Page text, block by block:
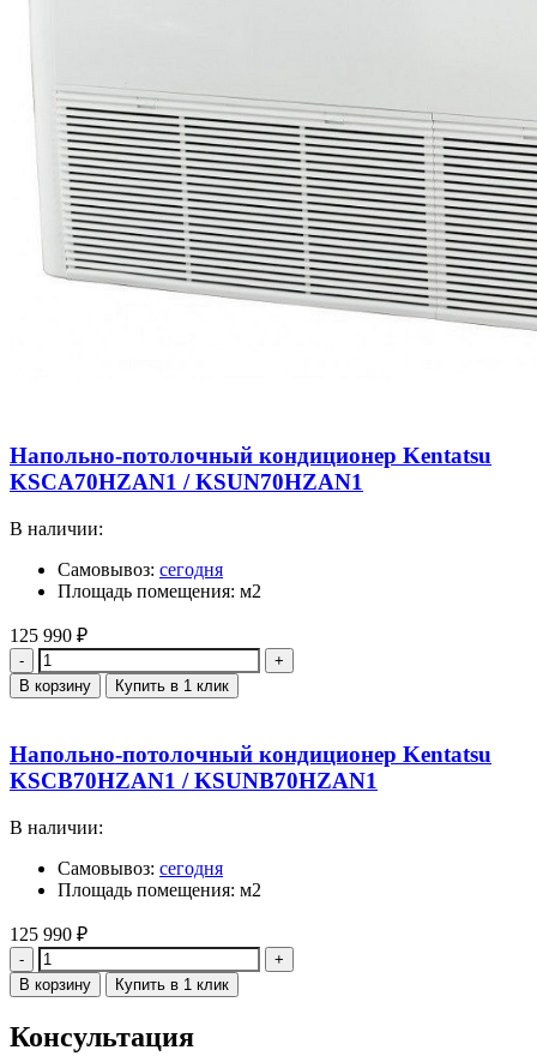
Напольно-потолочный кондиционер Kentatsu
KSCA70HZAN1 / KSUN70HZAN1
В наличии:
Самовывоз: сегодня
Площадь помещения: м2
125 990 ₽
Количество
В корзину Купить в 1 клик
Напольно-потолочный кондиционер Kentatsu
KSCB70HZAN1 / KSUNB70HZAN1
В наличии:
Самовывоз: сегодня
Площадь помещения: м2
125 990 ₽
Количество
В корзину Купить в 1 клик
Консультация